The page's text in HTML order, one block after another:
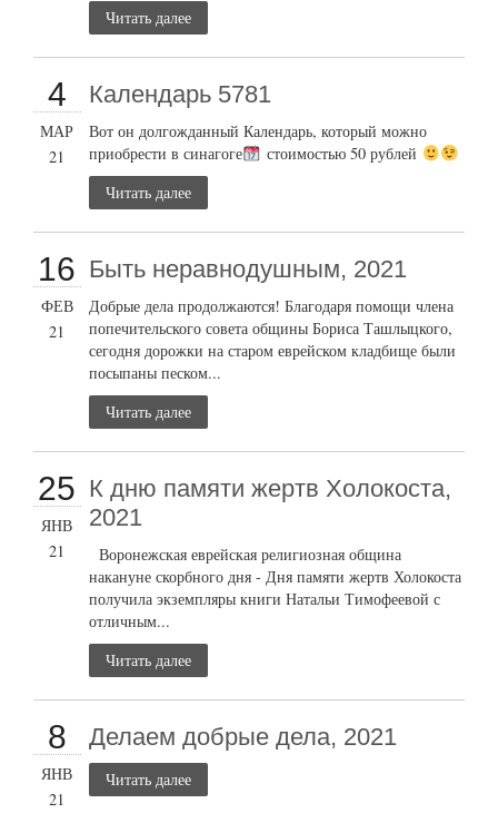
Читать далее
4
МАР
21
Календарь 5781
Вот он долгожданный Календарь, который можно
приобрести в синагоге
стоимостью 50 рублей
Читать далее
16
ФЕВ
21
Быть неравнодушным, 2021
Добрые дела продолжаются! Благодаря помощи члена
попечительского совета общины Бориса Ташлыцкого,
сегодня дорожки на старом еврейском кладбище были
посыпаны песком...
Читать далее
25
ЯНВ
21
К дню памяти жертв Холокоста,
2021
Воронежская еврейская религиозная община
накануне скорбного дня - Дня памяти жертв Холокоста
получила экземпляры книги Натальи Тимофеевой с
отличным...
Читать далее
8
ЯНВ
21
Делаем добрые дела, 2021
Читать далее